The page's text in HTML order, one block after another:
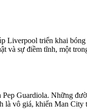
Liverpool triển khai
và sự điềm tĩnh, một
Guardiola. Những
là vô giá, khiến Man